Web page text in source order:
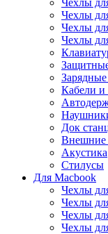
Чехлы
Чехлы
Чехлы
Чехлы
Зарядные
Кабели и
Док
Внешние
Акустика
Стилусы
Для Macbook
Чехлы
Чехлы
Чехлы
Чехлы